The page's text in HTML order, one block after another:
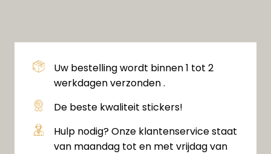
Uw bestelling wordt binnen 1 tot 2
werkdagen verzonden .
De beste kwaliteit stickers!
Hulp nodig? Onze klantenservice staat
van maandag tot en met vrijdag van